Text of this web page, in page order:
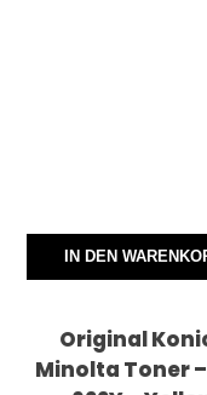
IN DEN
Original
Minolta Toner